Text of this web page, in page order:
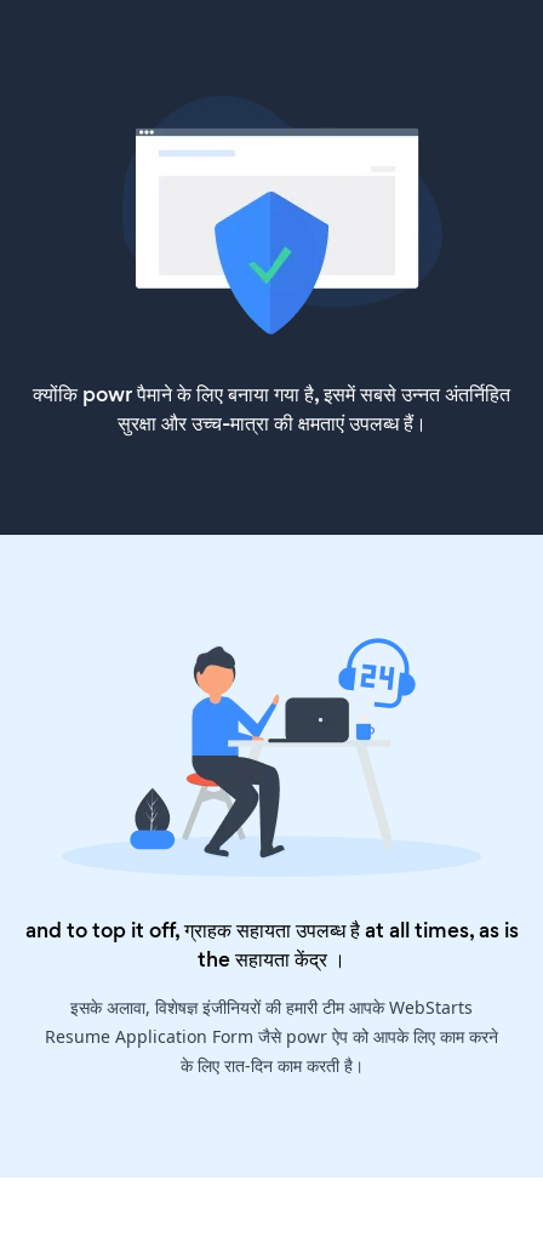
क्योंकि powr पैमाने के लिए बनाया गया है, इसमें सबसे उन्नत अंतर्निहित
सुरक्षा और उच्च-मात्रा की क्षमताएं उपलब्ध हैं।
and to top it off, ग्राहक सहायता उपलब्ध है at all times, as is
theसहायता केंद्र।
इसके अलावा, विशेषज्ञ इंजीनियरों की हमारी टीम आपके WebStarts
Resume Application Form जैसे powr ऐप को आपके लिए काम करने
के लिए रात-दिन काम करती है।